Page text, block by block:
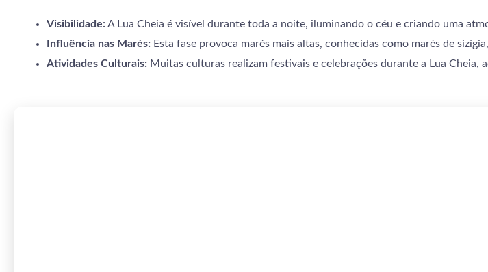
Visibilidade:A Lua Cheia é visível durante toda a noite, iluminando o céu e criando uma
Influência nas Marés: Esta fase provoca marés mais altas, conhecidas como marés de
Atividades Culturais: Muitas culturas realizam festivais e celebrações durante a Lua Cheia,